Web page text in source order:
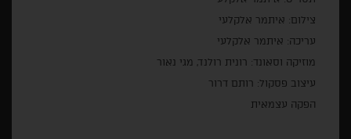
צילום: איתמר אלקלעי
עריכה: איתמר אלקלעי
מוזיקה וסאונד: רונית רולנד, מגי נאור
עיצוב פסקול: רותם דרור
הפקה עצמאית